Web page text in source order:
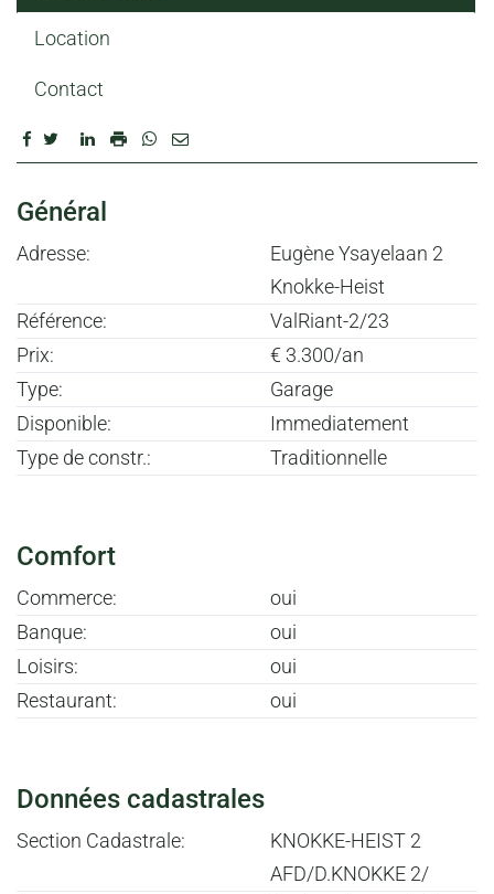
Location
Contact
CARACTÉRISTIQUE
Général
Adresse:
Eugène Ysayelaan 2
Knokke-Heist
Référence:
ValRiant-2/23
Prix:
€ 3.300/an
Type:
Garage
Disponible:
Immediatement
Type de constr.:
Traditionnelle
Comfort
Commerce:
oui
Banque:
oui
Loisirs:
oui
Restaurant:
oui
Données cadastrales
Section Cadastrale:
KNOKKE-HEIST 2
AFD/D.KNOKKE 2/